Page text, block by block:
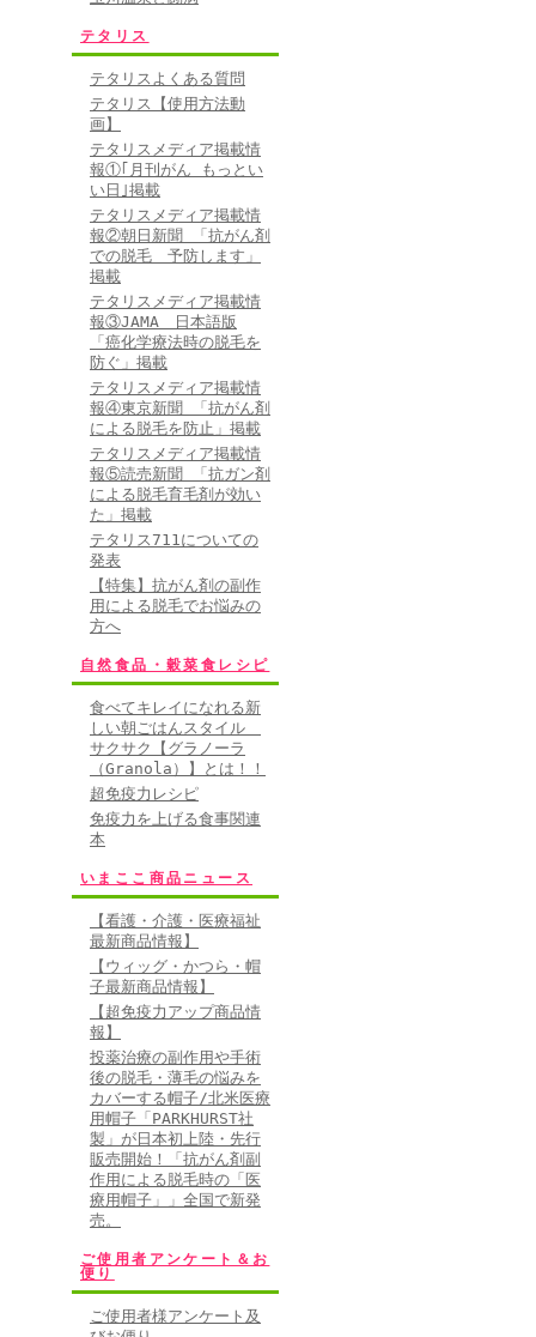
テタリス
テタリスよくある質問
テタリス【使用方法動
画】
テタリスメディア掲載情
報①｢月刊がん もっとい
い日｣掲載
テタリスメディア掲載情
報②朝日新聞 「抗がん剤
での脱毛 予防します」
掲載
テタリスメディア掲載情
報③JAMA 日本語版
「癌化学療法時の脱毛を
防ぐ」掲載
テタリスメディア掲載情
報④東京新聞 「抗がん剤
による脱毛を防止」掲載
テタリスメディア掲載情
報⑤読売新聞 「抗ガン剤
による脱毛育毛剤が効い
た」掲載
テタリス711についての
発表
【特集】抗がん剤の副作
用による脱毛でお悩みの
方へ
自然食品・穀菜食レシピ
食べてキレイになれる新
しい朝ごはんスタイル
サクサク【グラノーラ
（Granola）】とは！！
超免疫力レシピ
免疫力を上げる食事関連
本
いまここ商品ニュース
【看護・介護・医療福祉
最新商品情報】
【ウィッグ・かつら・帽
子最新商品情報】
【超免疫力アップ商品情
報】
投薬治療の副作用や手術
後の脱毛・薄毛の悩みを
カバーする帽子/北米医療
用帽子「PARKHURST社
製」が日本初上陸・先行
販売開始！「抗がん剤副
作用による脱毛時の「医
療用帽子」」全国で新発
売。
ご使用者アンケート＆お
便り
ご使用者様アンケート及